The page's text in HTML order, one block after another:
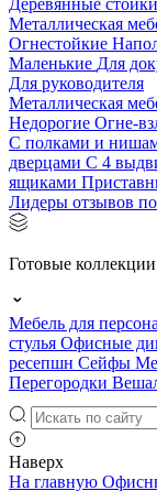
Деревянные стойки
Металлическая
Огнестойкие
Маленькие Для
Для руководителя
Металлическая
Недорогие Огне-
С полками и
дверцами С 4
ящиками
Лидеры отзывов
Готовые коллекции
Мебель для
стулья Офисные
ресепшн Сейфы
Перегородки
Наверх
На главную